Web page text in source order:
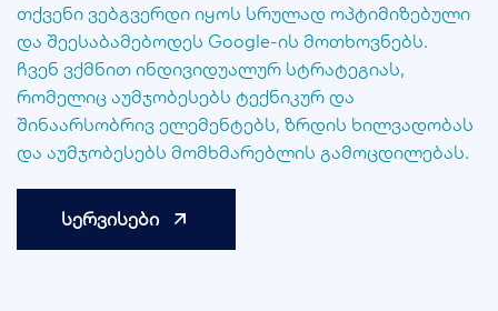
თქვენი ვებგვერდი იყოს სრულად ოპტიმიზებული
და შეესაბამებოდეს Google-ის მოთხოვნებს.
ჩვენ ვქმნით ინდივიდუალურ სტრატეგიას,
რომელიც აუმჯობესებს ტექნიკურ და
შინაარსობრივ ელემენტებს, ზრდის ხილვადობას
და აუმჯობესებს მომხმარებლის გამოცდილებას.
სერვისები